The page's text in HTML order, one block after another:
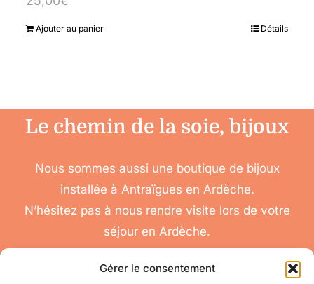
Gérer le consentement
Ajouter au panier Détails
Le chemin de la soie, bijoux
Nous sommes aussi une boutique de bijoux
installée à Antraïgues en Ardèche.
N’hésitez pas à nous rendre visite lors de votre
séjour en Ardèche.